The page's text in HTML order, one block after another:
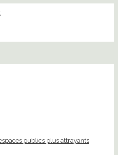
publics plus attrayants